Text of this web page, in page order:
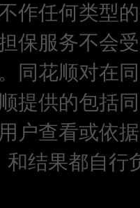
作任何类型
保服务不会
同花顺对在
提供的包括
户查看或依
和结果都自行